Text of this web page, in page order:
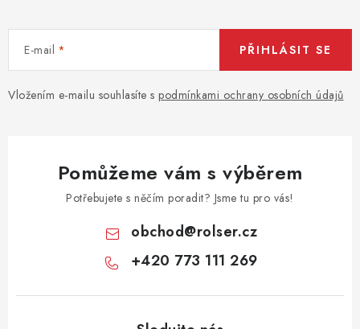
E-mail
Vložením e-mailu souhlasíte s podmínkami ochrany osobních údajů
PŘIHLÁSIT SE
Pomůžeme vám s výběrem
Potřebujete s něčím poradit? Jsme tu pro vás!
obchod@rolser.cz
+420 773 111 269